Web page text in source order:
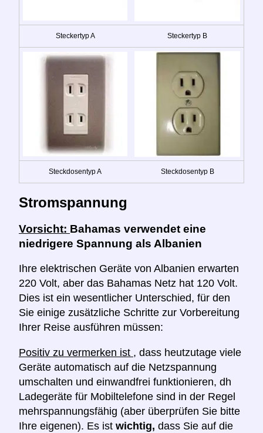
Steckertyp A Steckertyp B
Steckdosentyp A Steckdosentyp B
Stromspannung
Vorsicht: Bahamas verwendet eine
niedrigere Spannung als Albanien
Ihre elektrischen Geräte von Albanien erwarten
220 Volt, aber das Bahamas Netz hat 120 Volt.
Dies ist ein wesentlicher Unterschied, für den
Sie einige zusätzliche Schritte zur Vorbereitung
Ihrer Reise ausführen müssen:
Positiv zu vermerken ist , dass heutzutage viele
Geräte automatisch auf die Netzspannung
umschalten und einwandfrei funktionieren, dh
Ladegeräte für Mobiltelefone sind in der Regel
mehrspannungsfähig (aber überprüfen Sie bitte
Ihre eigenen). Es ist wichtig, dass Sie auf die